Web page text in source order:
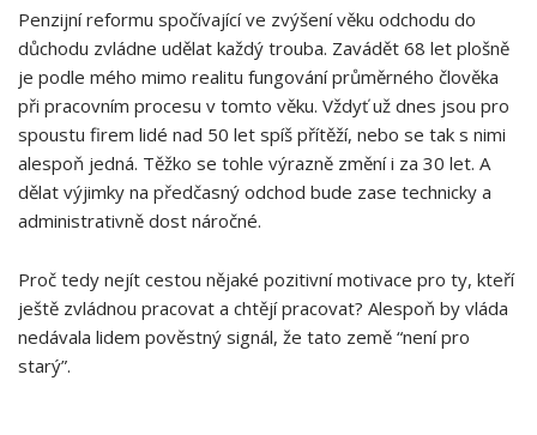
Penzijní reformu spočívající ve zvýšení věku odchodu do
důchodu zvládne udělat každý trouba. Zavádět 68 let plošně
je podle mého mimo realitu fungování průměrného člověka
při pracovním procesu v tomto věku. Vždyť už dnes jsou pro
spoustu firem lidé nad 50 let spíš přítěží, nebo se tak s nimi
alespoň jedná. Těžko se tohle výrazně změní i za 30 let. A
dělat výjimky na předčasný odchod bude zase technicky a
administrativně dost náročné.
Proč tedy nejít cestou nějaké pozitivní motivace pro ty, kteří
ještě zvládnou pracovat a chtějí pracovat? Alespoň by vláda
nedávala lidem pověstný signál, že tato země “není pro
starý”.